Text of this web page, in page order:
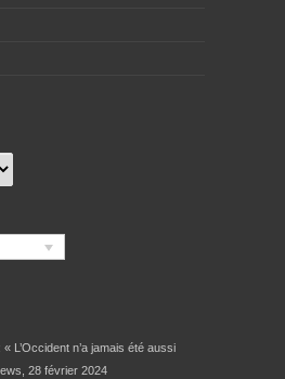
L’Occident n’a jamais été aussi
28 février 2024